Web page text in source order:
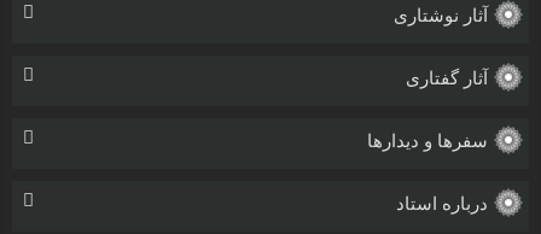
آثار نوشتاری
آثار گفتاری
سفرها و دیدارها
درباره استاد